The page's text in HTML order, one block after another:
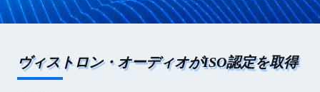
ヴィストロン・オーディオがISO認定を取得